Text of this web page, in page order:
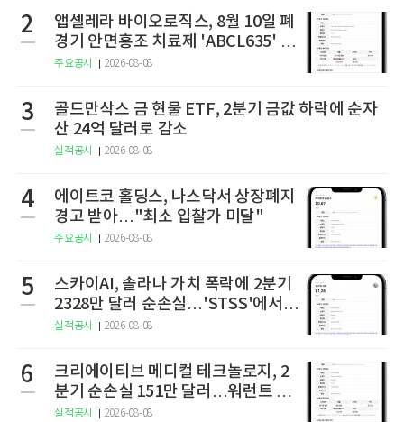
2
앱셀레라 바이오로직스, 8월 10일 폐
경기 안면홍조 치료제 'ABCL635' 임
상 2상 결과 발표
주요공시 2026-08-08
3
골드만삭스 금 현물 ETF, 2분기 금값 하락에 순자
산 24억 달러로 감소
실적공시 2026-08-08
4
에이트코 홀딩스, 나스닥서 상장폐지
경고 받아…"최소 입찰가 미달"
주요공시 2026-08-08
5
스카이AI, 솔라나 가치 폭락에 2분기
2328만 달러 순손실…'STSS'에서
사명·티커 변경 완료
실적공시 2026-08-08
6
크리에이티브 메디컬 테크놀로지, 2
분기 순손실 151만 달러…워런트 행
사로 446만 달러 조달
실적공시 2026-08-08